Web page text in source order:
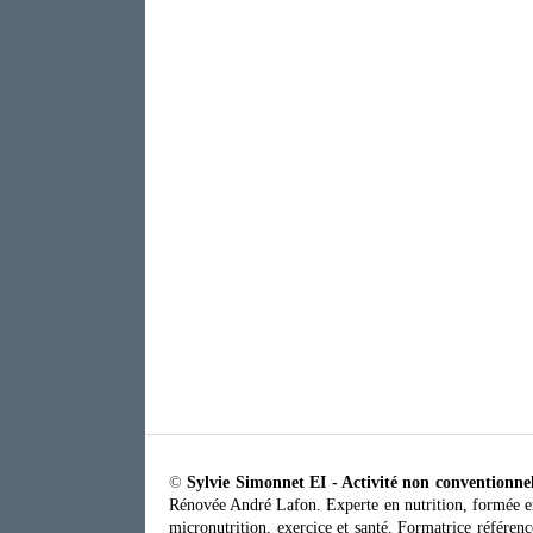
©Sylvie Simonnet EI - Activité non
Rénovée André Lafon. Experte en nutrition, formée
micronutrition, exercice et santé. Formatrice